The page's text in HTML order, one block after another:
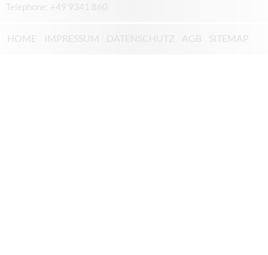
Telephone: +49 9341 860
HOME IMPRESSUM AGB SITEMAP